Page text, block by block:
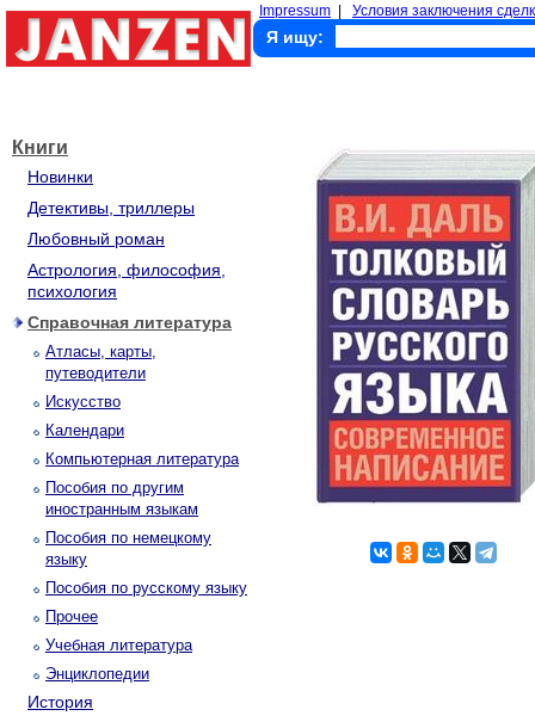
Impressum Условия заключения
Я ищу:
Книги
Новинки
Детективы, триллеры
Любовный роман
Астрология, философия,
психология
Справочная литература
Атласы, карты,
путеводители
Искусство
Календари
Компьютерная литература
Пособия по другим
иностранным языкам
Пособия по немецкому
языку
Пособия по русскому языку
Прочее
Учебная литература
Энциклопедии
История